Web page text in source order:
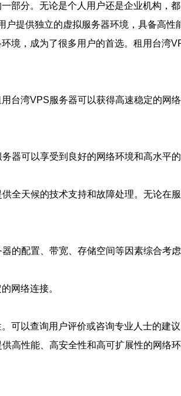
部分。无论是个人用户还是企业机构，
提供独立的虚拟服务器环境，具备高性
境，成为了很多用户的首选。租用台湾
台湾VPS服务器可以获得高速稳定的网
器可以享受到良好的网络环境和高水平
全天候的技术支持和故障处理。无论在
的配置、带宽、存储空间等因素综合考
网络连接。
可以查询用户评价或咨询专业人士的建议
高性能、高安全性和高可扩展性的网络